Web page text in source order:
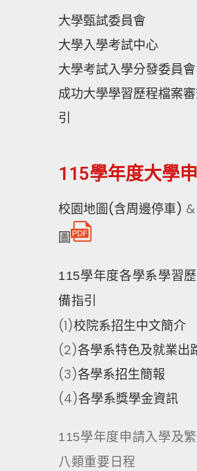
大學甄試委員會
大學入學考試中心
大學考試入學分發委員會
成功大學學習歷程檔案
引
115學年度大學
校園地圖(含周邊停車) &
圖
115學年度各學系學習
備指引
(1)校院系招生中文簡介
(2)各學系特色及就業出
(3)各學系招生簡報
(4)各學系獎學金資訊
115學年度申請入學及
八類重要日程